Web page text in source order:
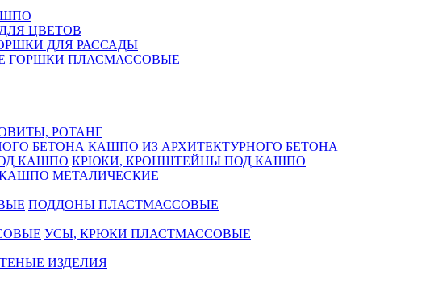
ЦВЕТОВ
ДЛЯ РАССАДЫ
ГОРШКИ ПЛАСМАССОВЫЕ
РОТАНГ
КАШПО ИЗ АРХИТЕКТУРНОГО БЕТОНА
КРЮКИ, КРОНШТЕЙНЫ ПОД КАШПО
МЕТАЛИЧЕСКИЕ
ПОДДОНЫ ПЛАСТМАССОВЫЕ
УСЫ, КРЮКИ ПЛАСТМАССОВЫЕ
ИЗДЕЛИЯ